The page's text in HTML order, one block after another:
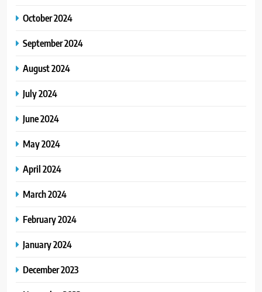
October 2024
September 2024
August 2024
July 2024
June 2024
May 2024
April 2024
March 2024
February 2024
January 2024
December 2023